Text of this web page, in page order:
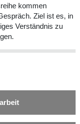
kommen
Ziel ist es, in
Verständnis zu